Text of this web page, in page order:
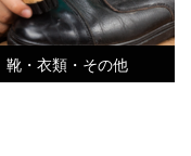
靴・衣類・その他